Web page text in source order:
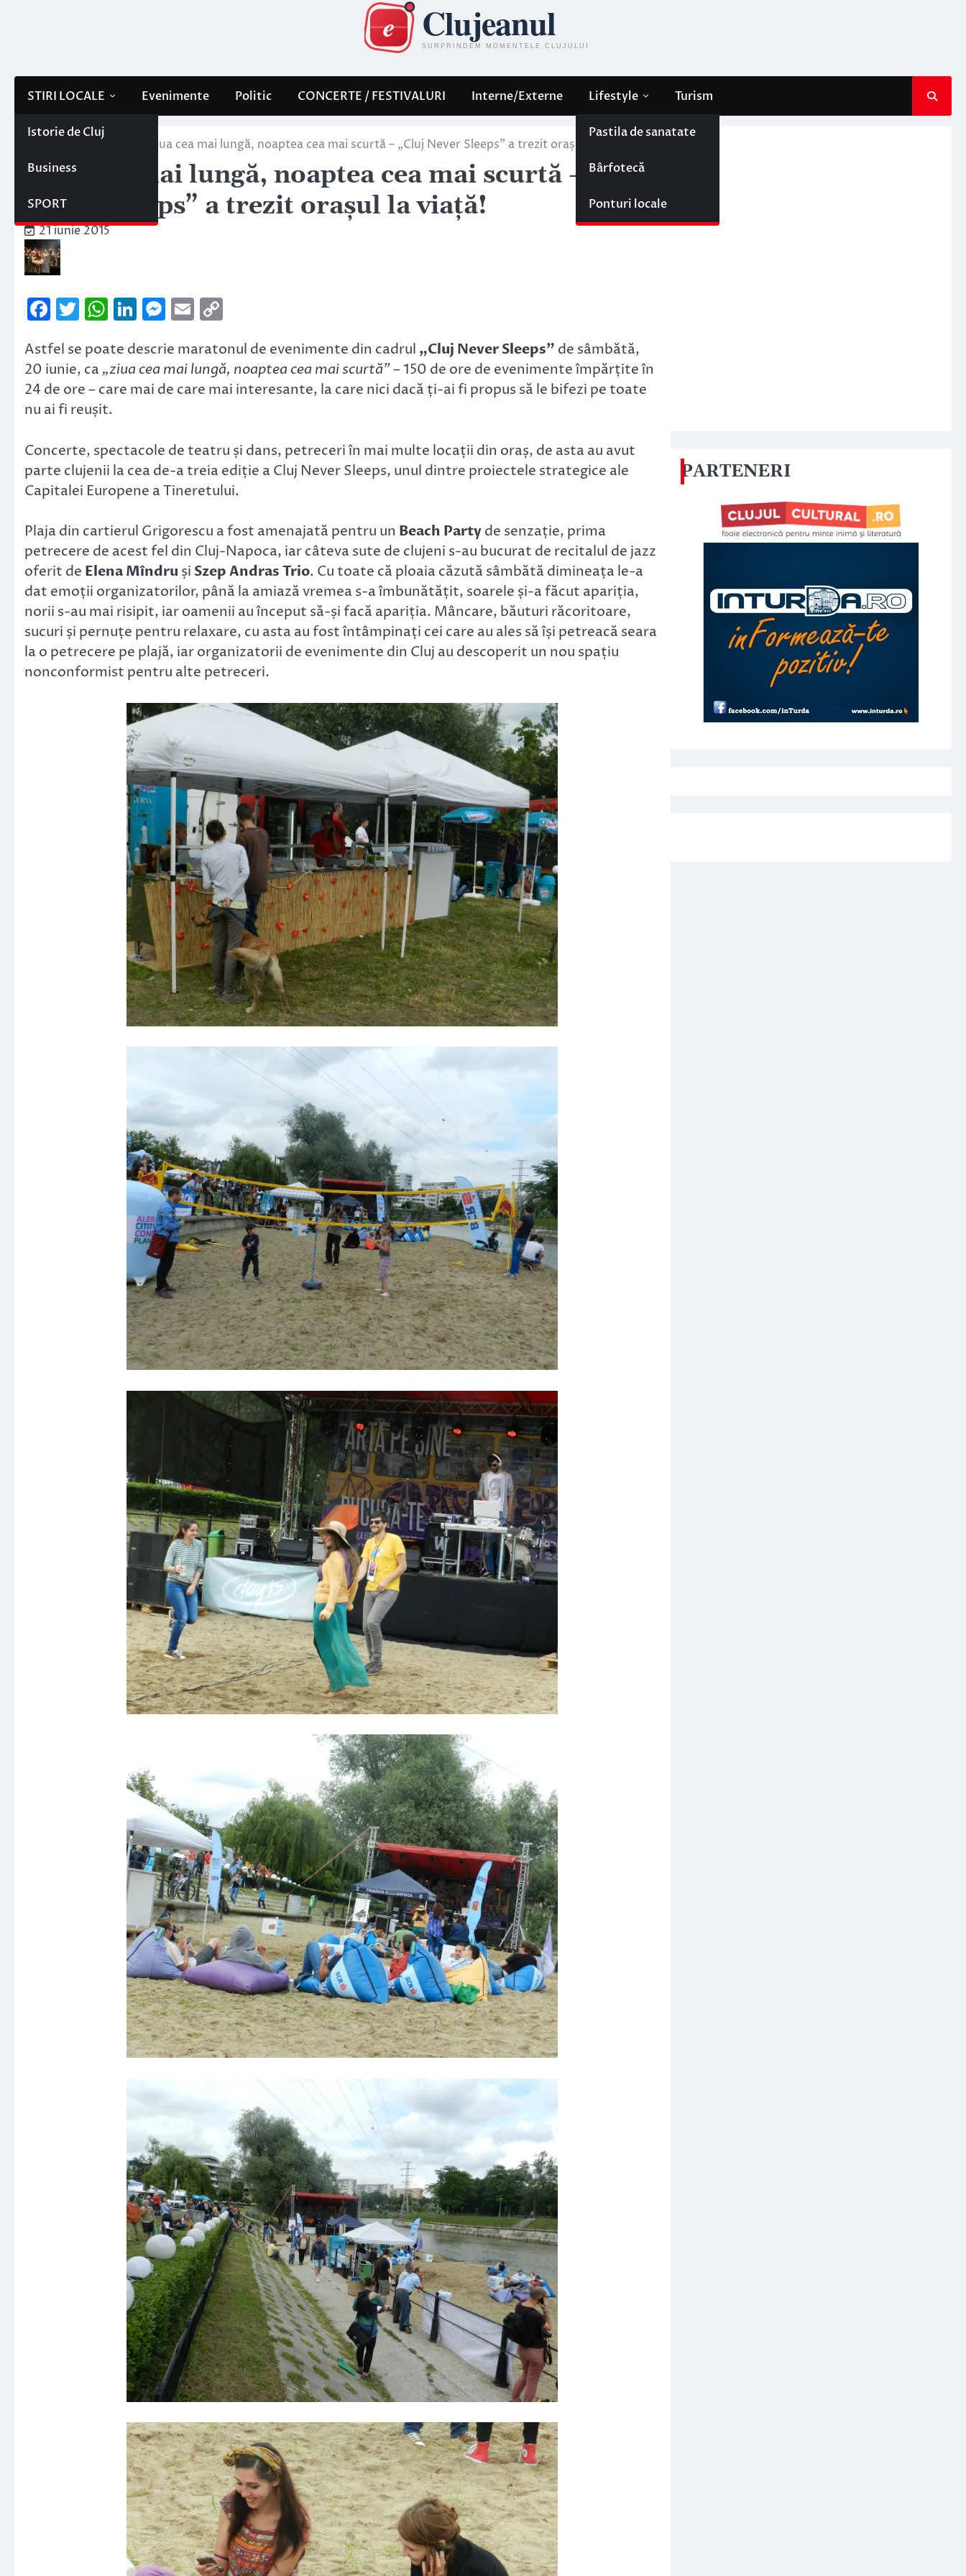
STIRI LOCALE
Istorie de Cluj
Business
SPORT
Evenimente Politic CONCERTE / FESTIVALURI Interne/Externe Lifestyle
Pastila de sanatate
Bârfotecă
Ponturi locale
Turism
Stiri locale Ziua cea mai lungă, noaptea cea mai scurtă – „Cluj Never Sleeps” a trezit orașul la viață!
Ziua cea mai lungă, noaptea cea mai scurtă – „Cluj
Never Sleeps” a trezit orașul la viață!
21 iunie 2015
Facebook
Twitter
WhatsApp
LinkedIn
Messenger
Email
Astfel se poate descrie maratonul de evenimente din cadrul „Cluj Never Sleeps” de sâmbătă,
20 iunie, ca „ziua cea mai lungă, noaptea cea mai scurtă”– 150 de ore de evenimente împărțite în
24 de ore – care mai de care mai interesante, la care nici dacă ți-ai fi propus să le bifezi pe toate
nu ai fi reușit.
Concerte, spectacole de teatru și dans, petreceri în mai multe locații din oraș, de asta au avut
parte clujenii la cea de-a treia ediție a Cluj Never Sleeps, unul dintre proiectele strategice ale
Capitalei Europene a Tineretului.
Plaja din cartierul Grigorescu a fost amenajată pentru un Beach Partyde senzație, prima
petrecere de acest fel din Cluj-Napoca, iar câteva sute de clujeni s-au bucurat de recitalul de jazz
oferit de Elena Mîndru și Szep Andras Trio. Cu toate că ploaia căzută sâmbătă dimineața le-a
dat emoții organizatorilor, până la amiază vremea s-a îmbunătățit, soarele și-a făcut apariția,
norii s-au mai risipit, iar oamenii au început să-și facă apariția. Mâncare, băuturi răcoritoare,
sucuri și pernuțe pentru relaxare, cu asta au fost întâmpinați cei care au ales să își petreacă seara
la o petrecere pe plajă, iar organizatorii de evenimente din Cluj au descoperit un nou spațiu
nonconformist pentru alte petreceri.
PARTENERI